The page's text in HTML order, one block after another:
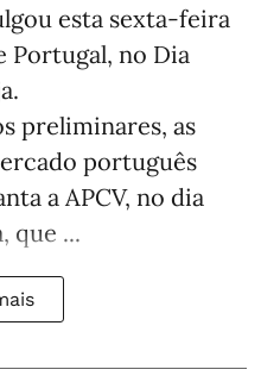
esta sexta-feira
Portugal, no Dia
preliminares, as
português
a APCV, no dia
que ...